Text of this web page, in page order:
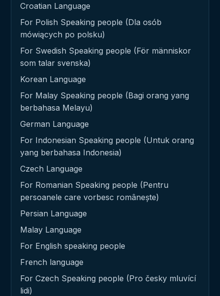
Croatian Language
For Polish Speaking people (Dla osób
mówiących po polsku)
For Swedish Speaking people (För människor
som talar svenska)
Korean Language
For Malay Speaking people (Bagi orang yang
berbahasa Melayu)
German Language
For Indonesian Speaking people (Untuk orang
yang berbahasa Indonesia)
Czech Language
For Romanian Speaking people (Pentru
persoanele care vorbesc românește)
Persian Language
Malay Language
For English speaking people
French language
For Czech Speaking people (Pro česky mluvící
lidi)